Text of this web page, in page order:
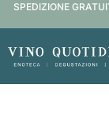
SPEDIZIONE